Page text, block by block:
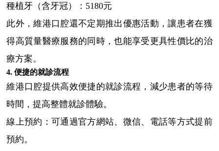
種植牙（含牙冠）：5180元
此外，維港口腔還不定期推出優惠活動，讓患者在獲
得高質量醫療服務的同時，也能享受更具性價比的治
療方案。
4. 便捷的就診流程
維港口腔提供高效便捷的就診流程，減少患者的等待
時間，提高整體就診體驗。
線上預約：可通過官方網站、微信、電話等方式提前
預約。